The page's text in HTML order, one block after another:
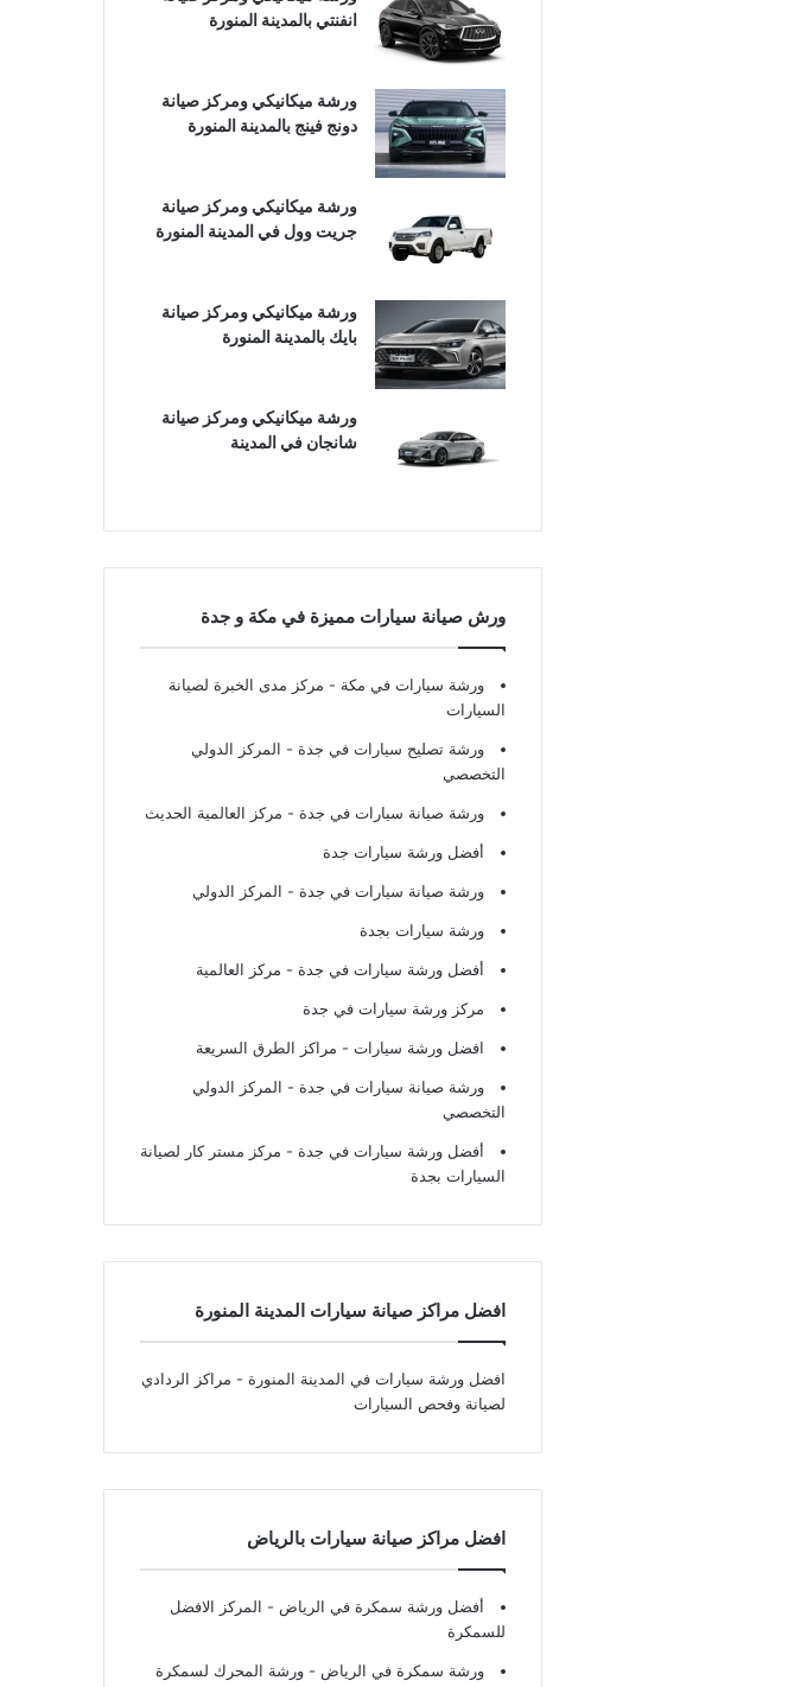
انفنتي بالمدينة المنورة
ورشة ميكانيكي ومركز صيانة
دونج فينج بالمدينة المنورة
ورشة ميكانيكي ومركز صيانة
جريت وول في المدينة المنورة
ورشة ميكانيكي ومركز صيانة
بايك بالمدينة المنورة
ورشة ميكانيكي ومركز صيانة
شانجان في المدينة
ورش صيانة سيارات مميزة في مكة و جدة
ورشة سيارات في مكة - مركز مدى الخبرة لصيانة
السيارات
ورشة تصليح سيارات في جدة - المركز الدولي
التخصصي
ورشة صيانة سيارات في جدة - مركز العالمية الحديث
أفضل ورشة سيارات جدة
ورشة صيانة سيارات في جدة - المركز الدولي
ورشة سيارات بجدة
أفضل ورشة سيارات في جدة - مركز العالمية
مركز ورشة سيارات في جدة
افضل ورشة سيارات - مراكز الطرق السريعة
ورشة صيانة سيارات في جدة - المركز الدولي
التخصصي
أفضل ورشة سيارات في جدة - مركز مستر كار لصيانة
السيارات بجدة
افضل مراكز صيانة سيارات المدينة المنورة
افضل ورشة سيارات في المدينة المنورة - مراكز الردادي
لصيانة وفحص السيارات
افضل مراكز صيانة سيارات بالرياض
أفضل ورشة سمكرة في الرياض - المركز الافضل
للسمكرة
ورشة سمكرة في الرياض - ورشة المحرك لسمكرة